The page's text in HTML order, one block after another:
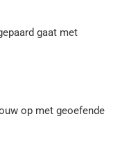
gaat met
op met geoefende